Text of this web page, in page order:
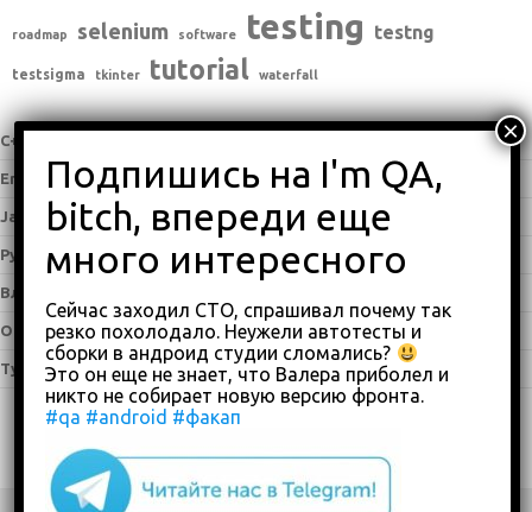
roadmap selenium software testing testng
testsigma tkinter tutorial waterfall
C++
English (338)
Java (25)
Python (16)
Влоги
Обзоры(875)
Туториалы(23)
Сейчас заходил СТО, спрашивал почему так
резко похолодало. Неужели автотесты и
сборки в андроид студии сломались?
Это он еще не знает, что Валера приболел и
никто не собирает новую версию фронта.
#qa #android #факап